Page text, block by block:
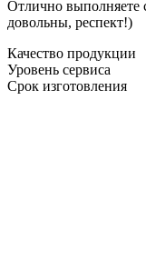
Отлично выполняете
довольны, респект!)
Качество продукции
Уровень сервиса
Срок изготовления